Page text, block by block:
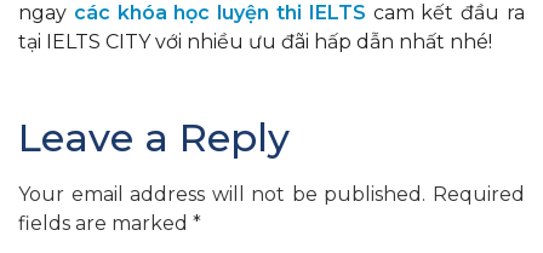
ngay các khóa học luyện thi IELTS cam kết đầu ra
tại IELTS CITY với nhiều ưu đãi hấp dẫn nhất nhé!
Leave a Reply
Your email address will not be published. Required
fields are marked *